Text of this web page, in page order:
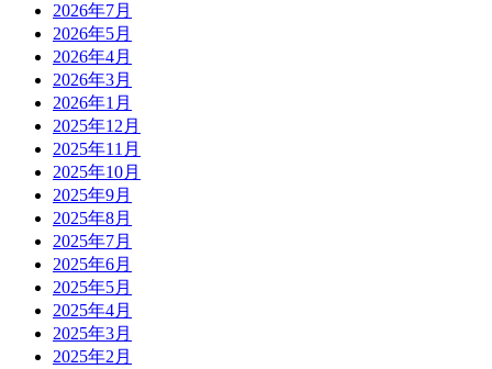
2026年7月
2026年5月
2026年4月
2026年3月
2026年1月
2025年12月
2025年11月
2025年10月
2025年9月
2025年8月
2025年7月
2025年6月
2025年5月
2025年4月
2025年3月
2025年2月